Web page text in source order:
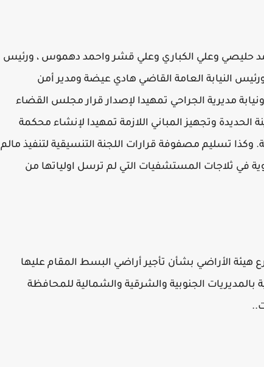
حليصي وعلي الكباري وعلي قشر واحمد دهموس ، ورئيس
النيابة العامة القاضي هادي عيضة ومدير أمن
مديرية الجراحي تمهيدا لإصدار قرار مجلس القضاء
الحديدة وتجهيز المباني اللازمة تمهيدا لإنشاء محكمة
وكذا تسليم مصفوفة قرارات اللجنة التنسيقية لتنفيذ مالم
في ثلاجات المستشفيات التي لم ترسل اولياتها من
هيئة الأراضي بشأن تأجير أراضي البسط المقام عليها
بالمديريات الجنوبية والشرقية والشمالية للمحافظة